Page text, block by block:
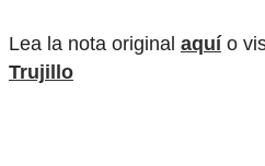
Lea la nota original aquío
Trujillo